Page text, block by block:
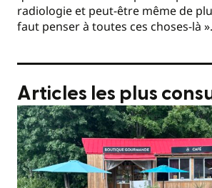
radiologie et peut-être même de
faut penser à toutes ces choses-là ».
Articles les plus